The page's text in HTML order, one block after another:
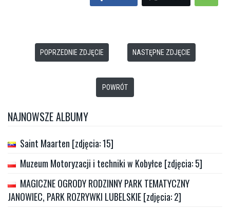
POPRZEDNIE ZDJĘCIE NASTĘPNE ZDJĘCIE
POWRÓT
NAJNOWSZE ALBUMY
Saint Maarten [zdjęcia: 15]
Muzeum Motoryzacji i techniki w Kobyłce [zdjęcia: 5]
MAGICZNE OGRODY RODZINNY PARK TEMATYCZNY
JANOWIEC, PARK ROZRYWKI LUBELSKIE [zdjęcia: 2]